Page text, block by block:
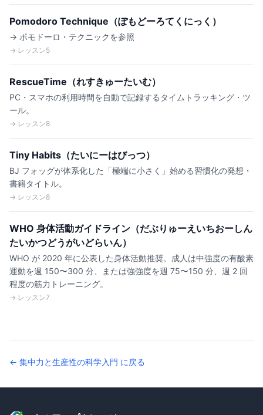
Pomodoro Technique（ぽもどーろてくにっく）
→ ポモドーロ・テクニックを参照
→ レッスン5
RescueTime（れすきゅーたいむ）
PC・スマホの利用時間を自動で記録するタイムトラッキング・ツ
ール。
→ レッスン8
Tiny Habits（たいにーはびっつ）
BJ フォッグが体系化した「極端に小さく」始める習慣化の発想・
書籍タイトル。
→ レッスン8
WHO 身体活動ガイドライン（だぶりゅーえいちおーしん
たいかつどうがいどらいん）
WHO が 2020 年に公表した身体活動推奨。成人は中強度の有酸素
運動を週 150〜300 分、または強強度を週 75〜150 分、週 2 回
程度の筋力トレーニング。
→ レッスン7
← 集中力と生産性の科学入門 に戻る